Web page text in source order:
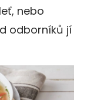
nebo
odborníků jí